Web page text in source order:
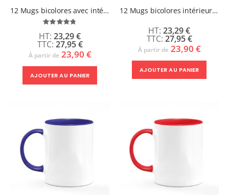
12 Mugs bicolores avec intérieur et poignée noir - ABBA
Évaluation:
27,95 €
23,29 €
À partir de 23,90 €
AJOUTER AU PANIER
12 Mugs bicolores intérieur et poignée Bleu Ciel - ABBA
27,95 €
23,29 €
À partir de 23,90 €
AJOUTER AU PANIER